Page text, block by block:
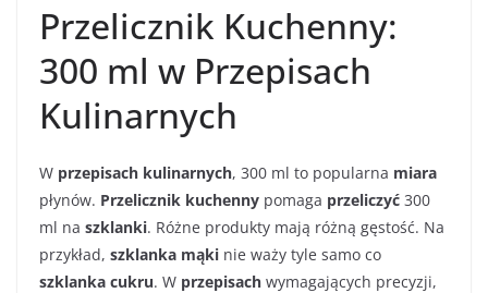
Przelicznik Kuchenny:
300 ml w Przepisach
Kulinarnych
W przepisach kulinarnych, 300 ml to popularna miara
płynów. Przelicznik kuchenny pomaga przeliczyć 300
ml na szklanki. Różne produkty mają różną gęstość. Na
przykład, szklanka mąki nie waży tyle samo co
szklanka cukru. W przepisach wymagających precyzji,